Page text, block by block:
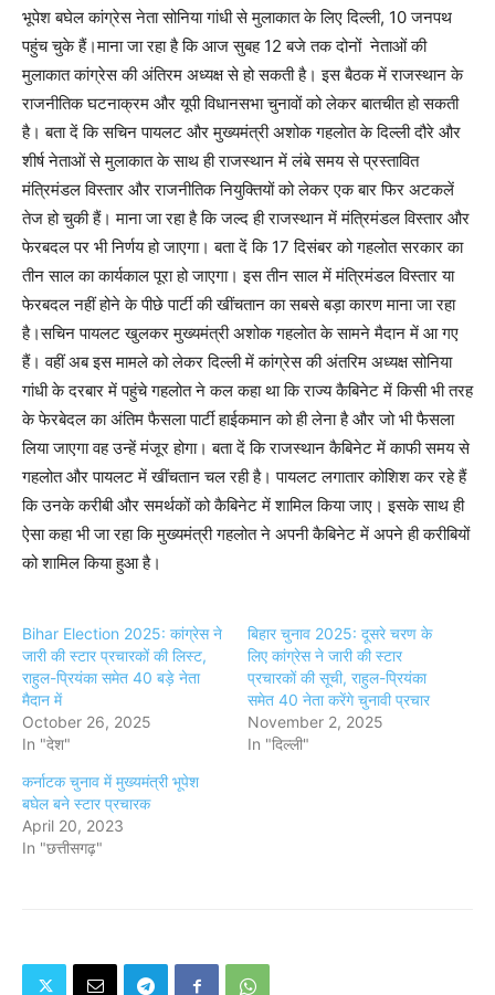
भूपेश बघेल कांग्रेस नेता सोनिया गांधी से मुलाकात के लिए दिल्ली, 10 जनपथ
पहुंच चुके हैं।माना जा रहा है कि आज सुबह 12 बजे तक दोनों नेताओं की
मुलाकात कांग्रेस की अंतिरम अध्यक्ष से हो सकती है। इस बैठक में राजस्थान के
राजनीतिक घटनाक्रम और यूपी विधानसभा चुनावों को लेकर बातचीत हो सकती
है। बता दें कि सचिन पायलट और मुख्यमंत्री अशोक गहलोत के दिल्ली दौरे और
शीर्ष नेताओं से मुलाकात के साथ ही राजस्थान में लंबे समय से प्रस्तावित
मंत्रिमंडल विस्तार और राजनीतिक नियुक्तियों को लेकर एक बार फिर अटकलें
तेज हो चुकी हैं। माना जा रहा है कि जल्द ही राजस्थान में मंत्रिमंडल विस्तार और
फेरबदल पर भी निर्णय हो जाएगा। बता दें कि 17 दिसंबर को गहलोत सरकार का
तीन साल का कार्यकाल पूरा हो जाएगा। इस तीन साल में मंत्रिमंडल विस्तार या
फेरबदल नहीं होने के पीछे पार्टी की खींचतान का सबसे बड़ा कारण माना जा रहा
है।सचिन पायलट खुलकर मुख्यमंत्री अशोक गहलोत के सामने मैदान में आ गए
हैं। वहीं अब इस मामले को लेकर दिल्‍ली में कांग्रेस की अंतरिम अध्‍यक्ष सोनिया
गांधी के दरबार में पहुंचे गहलोत ने कल कहा था कि राज्‍य कैबिनेट में किसी भी तरह
के फेरबेदल का अंतिम फैसला पार्टी हाईकमान को ही लेना है और जो भी फैसला
लिया जाएगा वह उन्हें मंजूर होगा। बता दें कि राजस्‍थान कैबिनेट में काफी समय से
गहलोत और पायलट में खींचतान चल रही है। पायलट लगातार कोशिश कर रहे हैं
कि उनके करीबी और समर्थकों को कैबिनेट में शामिल किया जाए। इसके साथ ही
ऐसा कहा भी जा रहा कि मुख्यमंत्री गहलोत ने अपनी कैबिनेट में अपने ही करीबियों
को शामिल किया हुआ है।
Bihar Election 2025: कांग्रेस ने
जारी की स्टार प्रचारकों की लिस्ट,
राहुल-प्रियंका समेत 40 बड़े नेता
मैदान में
October 26, 2025
In "देश"
बिहार चुनाव 2025: दूसरे चरण के
लिए कांग्रेस ने जारी की स्टार
प्रचारकों की सूची, राहुल-प्रियंका
समेत 40 नेता करेंगे चुनावी प्रचार
November 2, 2025
In "दिल्ली"
कर्नाटक चुनाव में मुख्यमंत्री भूपेश
बघेल बने स्टार प्रचारक
April 20, 2023
In "छत्तीसगढ़"